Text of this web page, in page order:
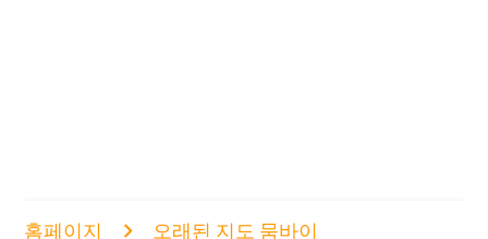
홈페이지 오래된 지도 뭄바이